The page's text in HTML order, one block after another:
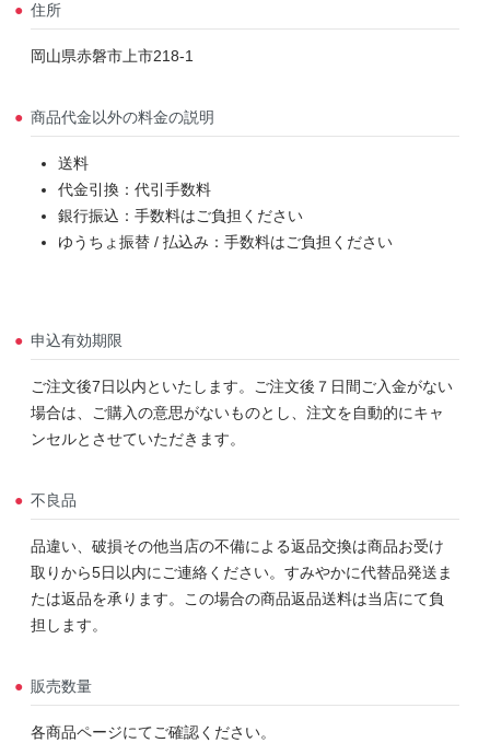
住所
岡山県赤磐市上市218-1
商品代金以外の料金の説明
送料
代金引換：代引手数料
銀行振込：手数料はご負担ください
ゆうちょ振替 / 払込み：手数料はご負担ください
申込有効期限
ご注文後7日以内といたします。ご注文後７日間ご入金がない
場合は、ご購入の意思がないものとし、注文を自動的にキャ
ンセルとさせていただきます。
不良品
品違い、破損その他当店の不備による返品交換は商品お受け
取りから5日以内にご連絡ください。すみやかに代替品発送ま
たは返品を承ります。この場合の商品返品送料は当店にて負
担します。
販売数量
各商品ページにてご確認ください。